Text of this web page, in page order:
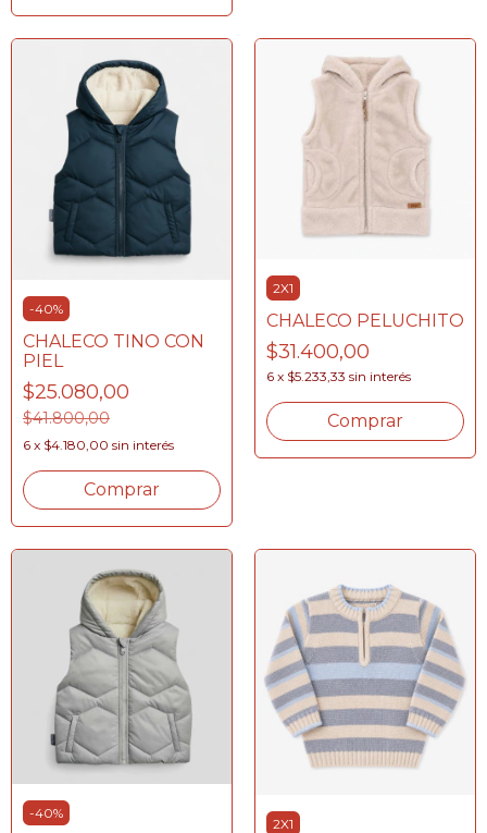
-40%
CHALECO TINO CON
PIEL
$25.080,00
$41.800,00
6 x $4.180,00 sin interés
Comprar
2X1
CHALECO PELUCHITO
$31.400,00
6 x $5.233,33 sin interés
Comprar
-40%
2X1